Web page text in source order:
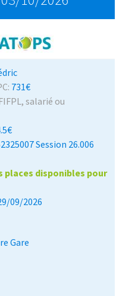
731€
salarié ou
Session 26.006
places disponibles pour
09/2026
Gare